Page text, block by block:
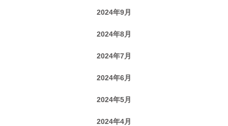
2024年9月
2024年8月
2024年7月
2024年6月
2024年5月
2024年4月